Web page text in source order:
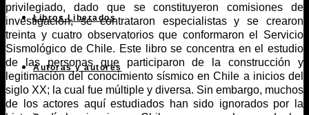
Libros Liberados
Autoras y autores
privilegiado, dado que se constituyeron comisiones de
investigación, se contrataron especialistas y se crearon
treinta y cuatro observatorios que conformaron el Servicio
Sismológico de Chile. Este libro se concentra en el estudio
de las personas que participaron de la construcción y
legitimación del conocimiento sísmico en Chile a inicios del
siglo XX; la cual fue múltiple y diversa. Sin embargo, muchos
de los actores aquí estudiados han sido ignorados por la